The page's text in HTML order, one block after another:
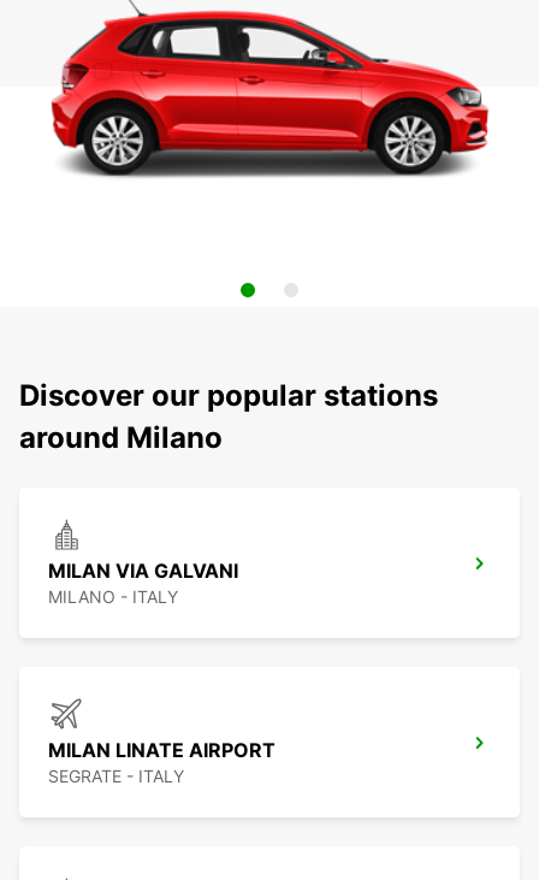
Discover our popular stations
around Milano
MILAN VIA GALVANI
MILANO - ITALY
MILAN LINATE AIRPORT
SEGRATE - ITALY